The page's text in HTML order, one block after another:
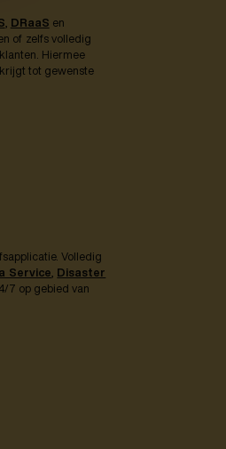
DRaaS en
of zelfs volledig
Hiermee
tot gewenste
Volledig
Service
Disaster
7 op gebied van